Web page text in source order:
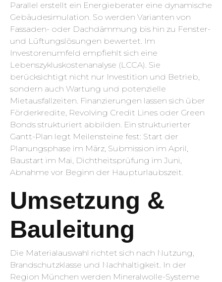
Parallel erstellt ein Energieberater eine dynamische
Gebäudesimulation. So werden Varianten von
Fassaden- oder Dachdämmung bis hin zu Fenster-
und Lüftungslösungen bewertet. Im
Investorenumfeld empfiehlt sich eine
Lebenszykluskostenanalyse (LCCA). Sie
berücksichtigt nicht nur Investition und Betrieb,
sondern auch Wartung und potenzielle
Mietausfallzeiten. Finanzierungen lassen sich über
Förderkredite, Revolving Credit Lines oder Green
Bonds strukturiert abbilden. Ein strukturierter
Gantt-Plan legt Meilensteine fest: Start der
Planungsphase im März, Submission im April,
Baustart im Mai, Dichtheitsprüfung im Juni,
Abnahme vor Beginn der Haupturlaubszeit.
Umsetzung &
Bauleitung
Die Materialauswahl richtet sich nach Nutzung,
Brandschutzklasse und Nachhaltigkeit. In der
Region München werden Mineralwolle-Systeme